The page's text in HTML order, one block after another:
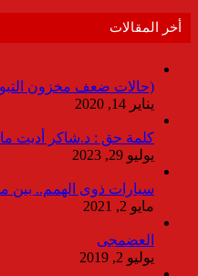
أخر المقالات
(حالات ضعف مخزون
يناير 14, 2020
كلمة حق : د.شاكر أديت ماعليك .. لن
يوليو 29, 2023
سيارات ذوى الهمم.. بين
مايو 2, 2021
العضمجى
يوليو 2, 2019